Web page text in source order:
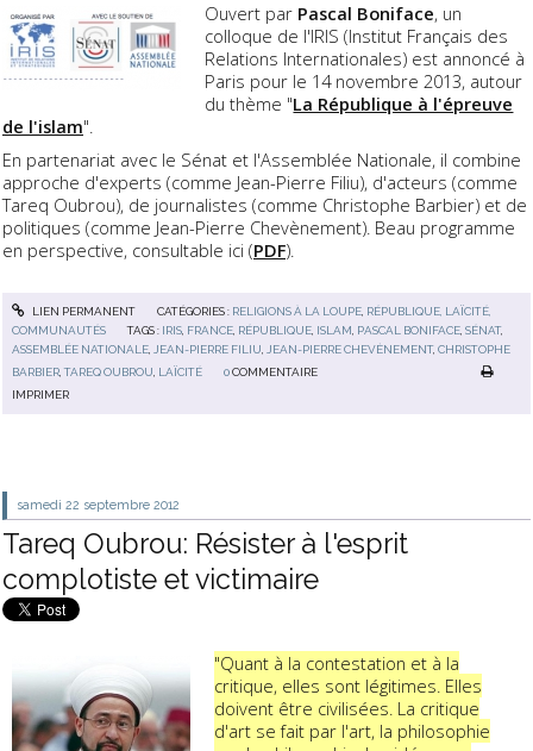
Ouvert par Pascal Boniface, un
colloque de l'IRIS (Institut Français des
Relations Internationales) est annoncé à
Paris pour le 14 novembre 2013, autour
du thème "La République à l'épreuve
de l'islam".
En partenariat avec le Sénat et l'Assemblée Nationale, il combine
approche d'experts (comme Jean-Pierre Filiu), d'acteurs (comme
Tareq Oubrou), de journalistes (comme Christophe Barbier) et de
politiques (comme Jean-Pierre Chevènement). Beau programme
en perspective, consultable ici (PDF).
LIEN PERMANENT CATÉGORIES : RELIGIONS À LA LOUPE, RÉPUBLIQUE, LAÏCITÉ,
COMMUNAUTÉS
TAGS : IRIS FRANCE RÉPUBLIQUE ISLAM PASCAL BONIFACE ,SÉNAT,
ASSEMBLÉE NATIONALE
JEAN-PIERRE FILIU JEAN-PIERRE CHEVÈNEMENT,CHRISTOPHE
BARBIER ,TAREQ OUBROU LAÏCITÉ 0 COMMENTAIRE
IMPRIMER
samedi 22 septembre 2012
Tareq Oubrou: Résister à l'esprit
complotiste et victimaire
"Quant à la contestation et à la
critique, elles sont légitimes. Elles
doivent être civilisées. La critique
d'art se fait par l'art, la philosophie